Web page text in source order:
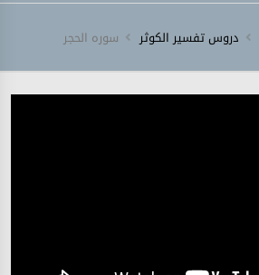
دروس تفسیر الکوثر سورہ ‎الحجر